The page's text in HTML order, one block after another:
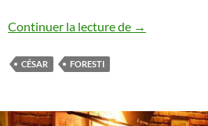
Continuer la lecture de César 2020
→
CÉSAR FORESTI